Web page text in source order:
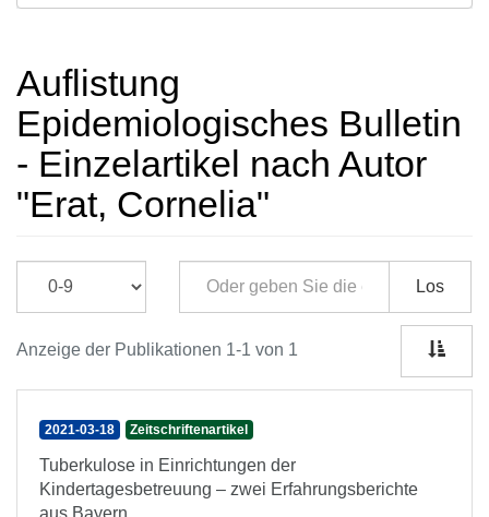
Auflistung
Epidemiologisches Bulletin
- Einzelartikel nach Autor
"Erat, Cornelia"
Los
Anzeige der Publikationen 1-1 von 1
2021-03-18 Zeitschriftenartikel
Tuberkulose in Einrichtungen der
Kindertagesbetreuung – zwei Erfahrungsberichte
aus Bayern